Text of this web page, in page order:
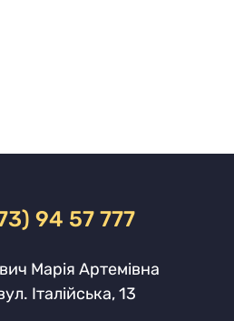
94 57 777
Марія Артемівна
Італійська, 13